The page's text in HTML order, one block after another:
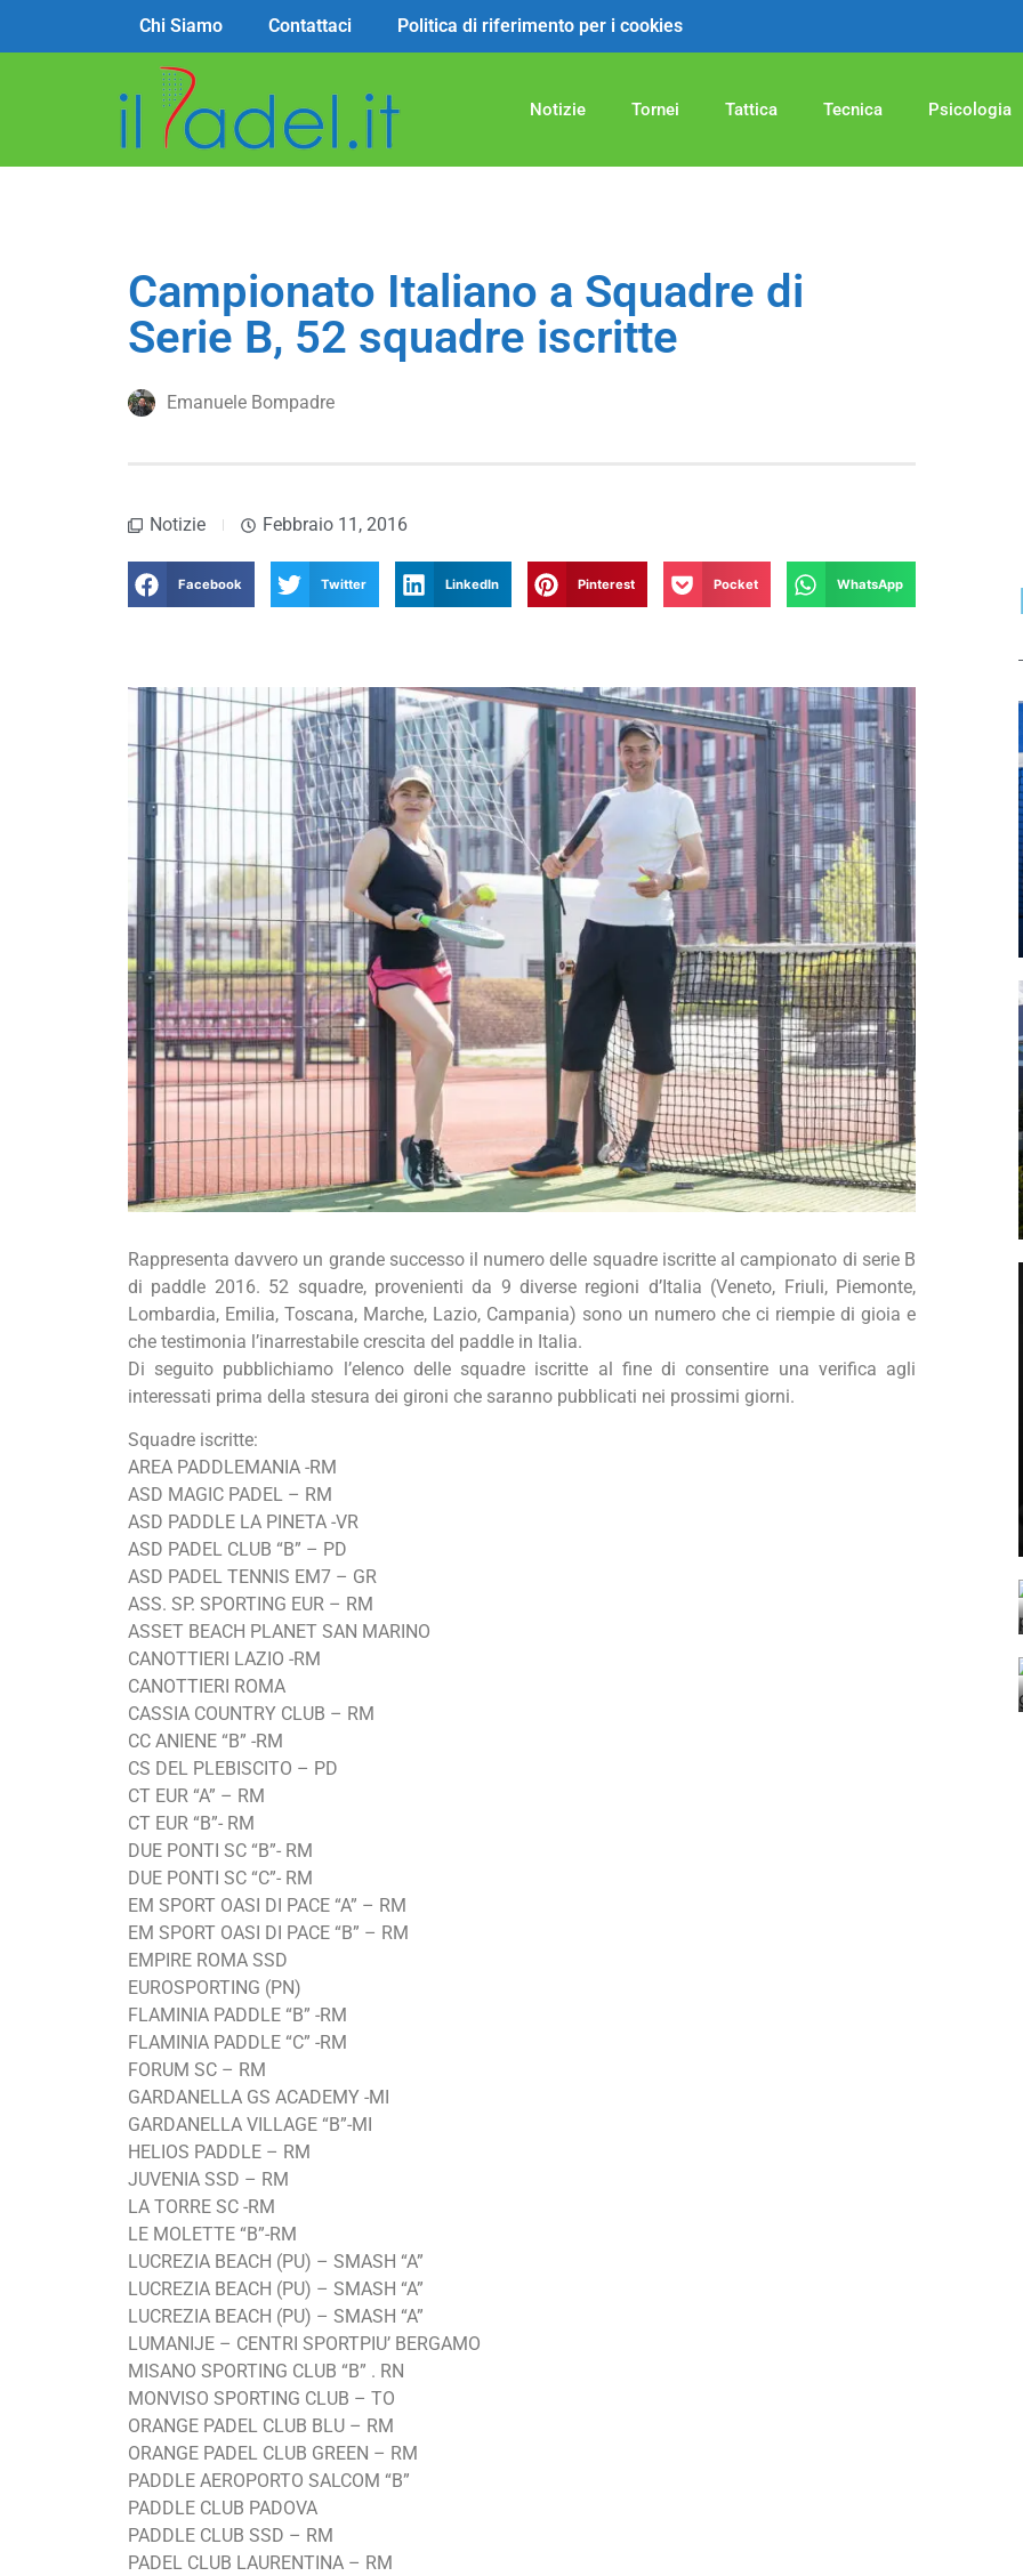
Chi Siamo Contattaci Politica di riferimento per i cookies
Notizie Tornei Tattica Tecnica Psicologia
Campionato Italiano a Squadre di
Serie B, 52 squadre iscritte
Emanuele Bompadre
Notizie Febbraio 11, 2016
Facebook Twitter LinkedIn Pinterest Pocket WhatsApp
Rappresenta davvero un grande successo il numero delle squadre iscritte al campionato di serie B
di paddle 2016. 52 squadre, provenienti da 9 diverse regioni d’Italia (Veneto, Friuli, Piemonte,
Lombardia, Emilia, Toscana, Marche, Lazio, Campania) sono un numero che ci riempie di gioia e
che testimonia l’inarrestabile crescita del paddle in Italia.
Di seguito pubblichiamo l’elenco delle squadre iscritte al fine di consentire una verifica agli
interessati prima della stesura dei gironi che saranno pubblicati nei prossimi giorni.
Squadre iscritte:
AREA PADDLEMANIA -RM
ASD MAGIC PADEL – RM
ASD PADDLE LA PINETA -VR
ASD PADEL CLUB “B” – PD
ASD PADEL TENNIS EM7 – GR
ASS. SP. SPORTING EUR – RM
ASSET BEACH PLANET SAN MARINO
CANOTTIERI LAZIO -RM
CANOTTIERI ROMA
CASSIA COUNTRY CLUB – RM
CC ANIENE “B” -RM
CS DEL PLEBISCITO – PD
CT EUR “A” – RM
CT EUR “B”- RM
DUE PONTI SC “B”- RM
DUE PONTI SC “C”- RM
EM SPORT OASI DI PACE “A” – RM
EM SPORT OASI DI PACE “B” – RM
EMPIRE ROMA SSD
EUROSPORTING (PN)
FLAMINIA PADDLE “B” -RM
FLAMINIA PADDLE “C” -RM
FORUM SC – RM
GARDANELLA GS ACADEMY -MI
GARDANELLA VILLAGE “B”-MI
HELIOS PADDLE – RM
JUVENIA SSD – RM
LA TORRE SC -RM
LE MOLETTE “B”-RM
LUCREZIA BEACH (PU) – SMASH “A”
LUCREZIA BEACH (PU) – SMASH “A”
LUCREZIA BEACH (PU) – SMASH “A”
LUMANIJE – CENTRI SPORTPIU’ BERGAMO
MISANO SPORTING CLUB “B” . RN
MONVISO SPORTING CLUB – TO
ORANGE PADEL CLUB BLU – RM
ORANGE PADEL CLUB GREEN – RM
PADDLE AEROPORTO SALCOM “B”
PADDLE CLUB PADOVA
PADDLE CLUB SSD – RM
PADEL CLUB LAURENTINA – RM